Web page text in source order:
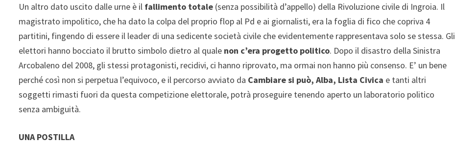
Un altro dato uscito dalle urne è il fallimento totale (senza possibilità d’appello) della Rivoluzione civile di Ingroia. Il
magistrato impolitico, che ha dato la colpa del proprio flop al Pd e ai giornalisti, era la foglia di fico che copriva 4
partitini, fingendo di essere il leader di una sedicente società civile che evidentemente rappresentava solo se stessa. Gli
elettori hanno bocciato il brutto simbolo dietro al quale non c’era progetto politico. Dopo il disastro della Sinistra
Arcobaleno del 2008, gli stessi protagonisti, recidivi, ci hanno riprovato, ma ormai non hanno più consenso. E’ un bene
perché così non si perpetua l’equivoco, e il percorso avviato da Cambiare si può, Alba, Lista Civica e tanti altri
soggetti rimasti fuori da questa competizione elettorale, potrà proseguire tenendo aperto un laboratorio politico
senza ambiguità.
UNA POSTILLA